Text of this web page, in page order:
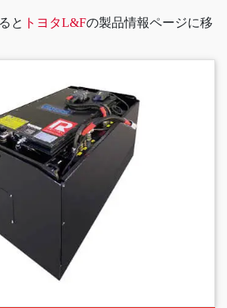
と トヨタL&Fの製品情報ページに移